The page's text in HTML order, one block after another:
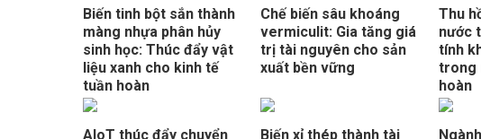
Biến tinh bột sắn thành
màng nhựa phân hủy
sinh học: Thúc đẩy vật
liệu xanh cho kinh tế
tuần hoàn
Chế biến sâu khoáng
vermiculit: Gia tăng giá
trị tài nguyên cho sản
xuất bền vững
Thu
nước
tính
trong
hoàn
AIoT thúc đẩy chuyển Biến xỉ thép thành tài